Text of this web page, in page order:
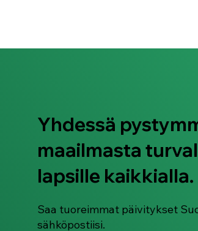
Yhdessä
maailmasta
lapsille kaikkialla.
Saa tuoreimmat päivitykset
sähköpostiisi.